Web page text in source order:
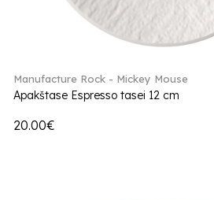
Manufacture Rock - Mickey Mouse
Apakštase Espresso tasei 12 cm
20.00€